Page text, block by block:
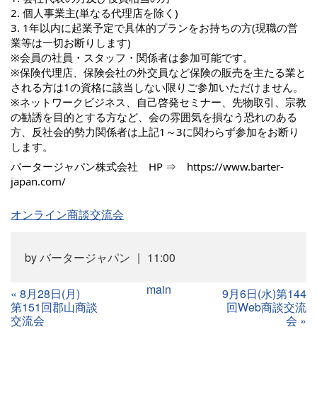
2. 個人事業主(単なる代理店を除く)
3. 1年以内に起業予定で具体的プランをお持ちの方(現職の営
業等は一切お断りします)
※会員の社員・スタッフ・関係者は参加可能です。
※保険代理店、保険会社の外交員など保険の販売を主たる業と
される方は1の資格に該当しない限りご参加いただけません。
※ネットワークビジネス、自己啓発セミナー、先物取引、宗教
の勧誘を目的とする方など、会の雰囲気を損なう恐れのある
方、反社会的勢力関係者は上記1～3に関わらず参加をお断り
します。
バータージャパン株式会社 HP ⇒ https://www.barter-
japan.com/
オンライン商談交流会
byバータージャパン 11:00
« 8月28日(月)
第151回郡山商談
交流会
main
9月6日(水)第144
回Web商談交流
会 »